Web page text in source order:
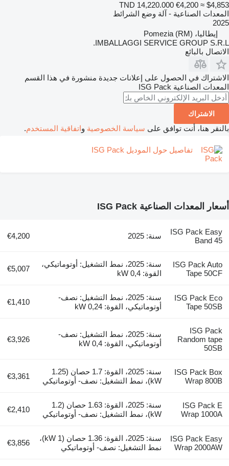
TND 14,220.000 €4,200 ≈ $4,853
المعدات الصناعية - آلة وضع الشرائط
2025
إيطاليا، Pomezia (RM)
IMBALLAGGI SERVICE GROUP S.R.L.
الاتصال بالبائع
الاشتراك في الحصول على إعلانات جديدة منشورة في هذا القسم
المعدات الصناعية ISG Pack
الاشتراك
بالنقر هنا، أنت توافق على سياسة الخصوصية واتفاقية المستخدم.
تفاصيل حول الموديل ISG Pack
أسعار المعدات الصناعية ISG Pack
ISG Pack Easy
Band 45
سنة: 2025 €4,200
ISG Pack Auto
Tape 50CF
سنة: 2025، نمط التشغيل: أوتوماتيكي،
القوة: 0,4 kW
€5,007
ISG Pack Eco
Tape 50SB
سنة: 2025، نمط التشغيل: نصف-
أوتوماتيكي، القوة: 0,24 kW
€1,410
ISG Pack
Random tape
50SB
سنة: 2025، نمط التشغيل: نصف-
أوتوماتيكي، القوة: 0,4 kW
€3,926
ISG Pack Box
Wrap 800B
سنة: 2025، القوة: 1.7 حصان (1.25
kW)، نمط التشغيل: نصف- أوتوماتيكي
€3,361
ISG Pack E
Wrap 1000A
سنة: 2025، القوة: 1.63 حصان (1.2
kW)، نمط التشغيل: نصف- أوتوماتيكي
€2,410
ISG Pack Easy
Wrap 2000AW
سنة: 2025، القوة: 1.36 حصان (1 kW)،
نمط التشغيل: نصف- أوتوماتيكي
€3,856